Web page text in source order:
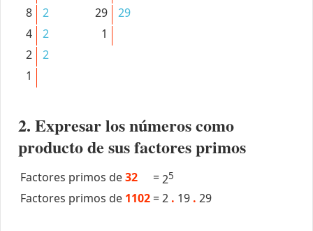
8
2
4
2
2
2
1
29
29
1
2. Expresar los números como
producto de sus factores primos
Factores primos de32 =25
Factores primos de 1102 =2 . 19 . 29